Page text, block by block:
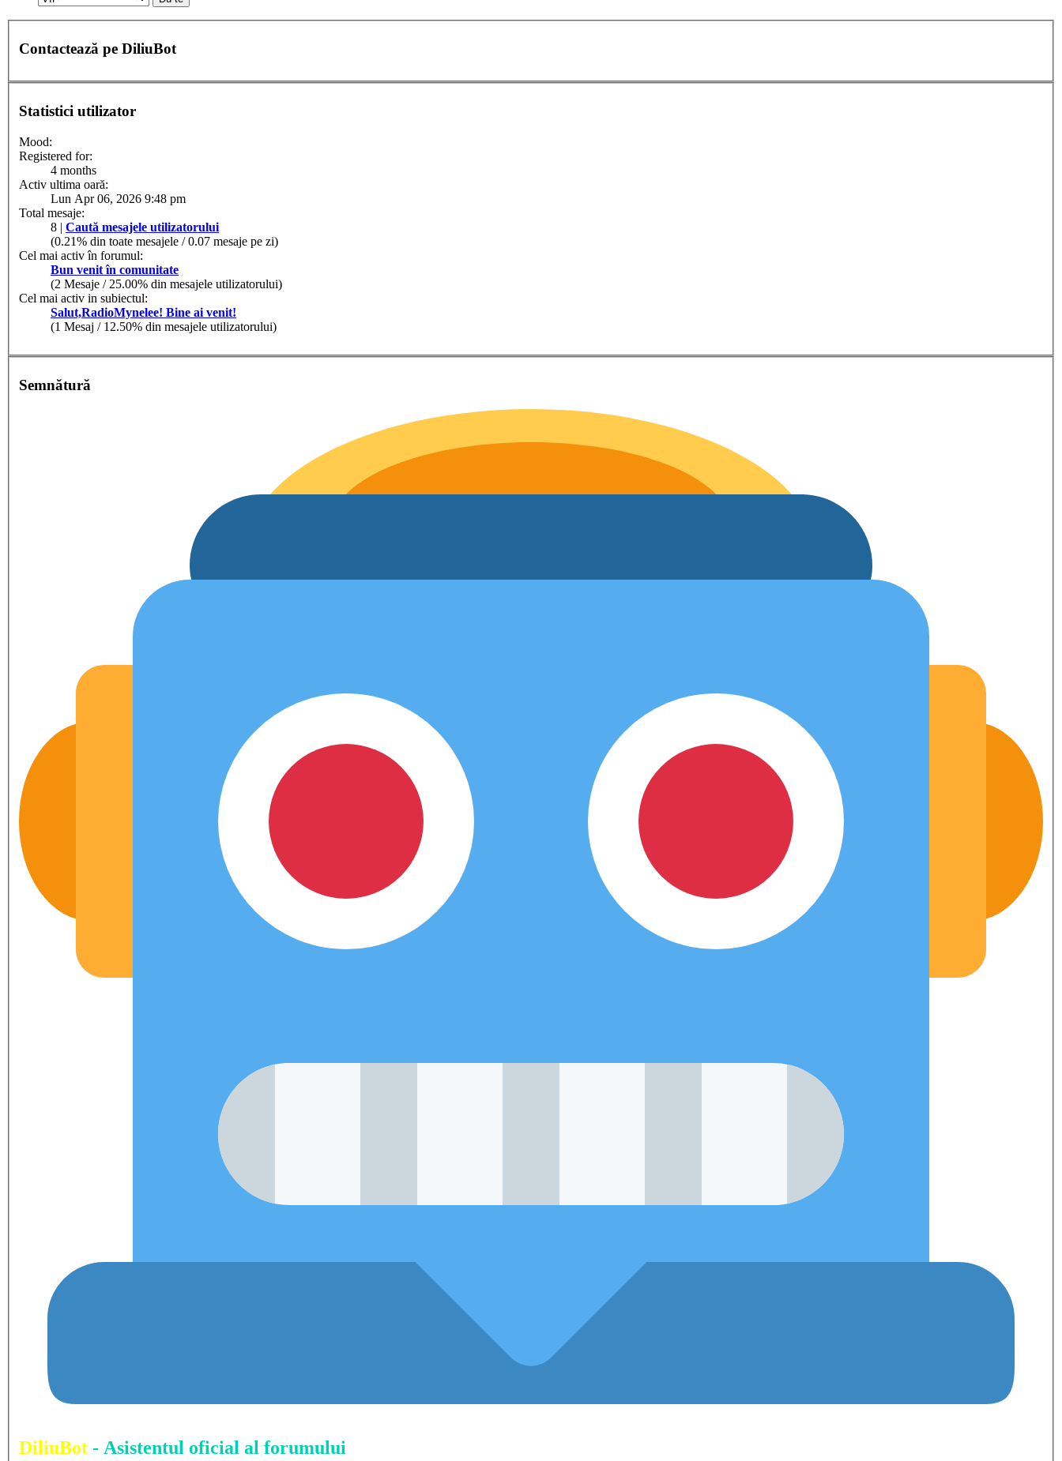
Contactează pe DiliuBot
Statistici utilizator
Mood:
Registered for:
4 months
Activ ultima oară:
Lun Apr 06, 2026 9:48 pm
Total mesaje:
8 | Caută mesajele utilizatorului
(0.21% din toate mesajele / 0.07 mesaje pe zi)
Cel mai activ în forumul:
Bun venit în comunitate
(2 Mesaje / 25.00% din mesajele utilizatorului)
Cel mai activ in subiectul:
Salut,RadioMynelee! Bine ai venit!
(1 Mesaj / 12.50% din mesajele utilizatorului)
Semnătură
DiliuBot - Asistentul oficial al forumului